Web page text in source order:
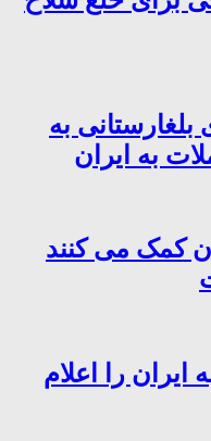
به
به ایران
کمک می کنند
ایران را اعلام